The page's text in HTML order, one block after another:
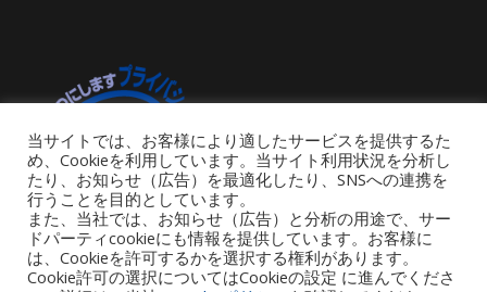
当サイトでは、お客様により適したサービスを提供するた
め、Cookieを利用しています。当サイト利用状況を分析し
たり、お知らせ（広告）を最適化したり、SNSへの連携を
行うことを目的としています。
また、当社では、お知らせ（広告）と分析の用途で、サー
ドパーティcookieにも情報を提供しています。お客様に
は、Cookieを許可するかを選択する権利があります。
Cookie許可の選択についてはCookieの設定 に進んでくださ